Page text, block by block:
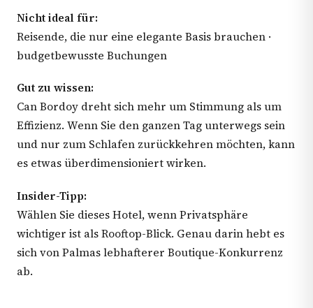
Nicht ideal für:
Reisende, die nur eine elegante Basis brauchen ·
budgetbewusste Buchungen
Gut zu wissen:
Can Bordoy dreht sich mehr um Stimmung als um
Effizienz. Wenn Sie den ganzen Tag unterwegs sein
und nur zum Schlafen zurückkehren möchten, kann
es etwas überdimensioniert wirken.
Insider-Tipp:
Wählen Sie dieses Hotel, wenn Privatsphäre
wichtiger ist als Rooftop-Blick. Genau darin hebt es
sich von Palmas lebhafterer Boutique-Konkurrenz
ab.